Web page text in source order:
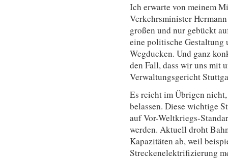
Ich erwarte von meinem
Verkehrsminister
großen und nur gebückt
eine politische
Wegducken. Und ganz
den Fall, dass wir uns mit
Verwaltungsgericht
Es reicht im Übrigen
belassen. Diese wichtige
auf Vor-Weltkriegs-
werden. Aktuell droht
Kapazitäten ab, weil
Streckenelektrifizierung